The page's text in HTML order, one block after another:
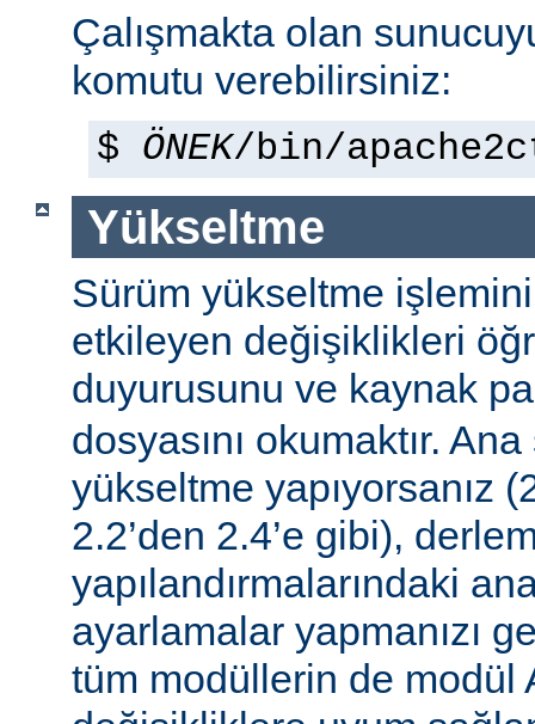
Çalışmakta olan
komutu verebilirsiniz:
$ ÖNEK/bin/
Yükseltme
Sürüm yükseltme
etkileyen değişiklikleri
duyurusunu ve kaynak
dosyasını okumaktır.
yükseltme yapıyorsanız
2.2’den 2.4’e gibi),
yapılandırmalarındaki
ayarlamalar yapmanızı
tüm modüllerin de modül